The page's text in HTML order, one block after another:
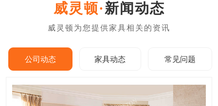
新闻动态
公司动态 家具动态 常见问题